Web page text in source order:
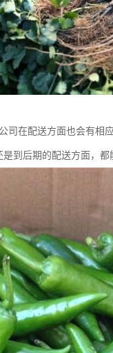
司在配送方面也会有相
到后期的配送方面，都